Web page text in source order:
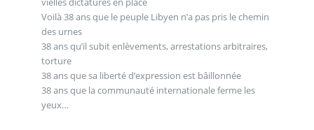
Voilà 38 ans que le peuple Libyen n’a pas pris le chemin
des urnes
38 ans qu’il subit enlèvements, arrestations arbitraires,
torture
38 ans que sa liberté d’expression est bâillonnée
38 ans que la communauté internationale ferme les
yeux…